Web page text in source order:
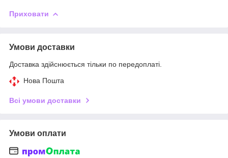
Приховати
Умови доставки
Доставка здійснюється тільки по передоплаті.
Нова Пошта
Всі умови доставки
Умови оплати